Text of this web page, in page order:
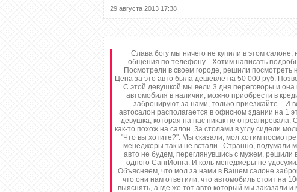
29 августа 2013 17:38
Слава богу мы ничего не купили в этом
общения по телефону... Хотим написать
Посмотрели в своем городе, решили посмотреть
Цена за это авто была дешевле на 50 000 руб.
С этой девушкой мы вели 3 дня переговоры и
автомобиля в наличии, можно приобрести в
забронируют за нами, только приезжайте... И
автосалон располагается в офисном здании на 1
девушка, которая на нас никак не
как-то похож на салон. За столами в углу сидели
"Что вы хотите?". Мы сказали, мол хотим
менеджеры так и не встали...Странно, подумали
авто не будем, переглянувшись с мужем, решили
одного СангЙонга. И коль менеджеры не
Объясняем, что мол за нами в Вашем салоне
что они нам ответили, что автомобиль стоит на
выяснять, а где же тот авто который мы заказали